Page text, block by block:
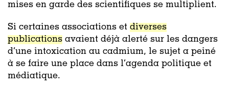
mises en garde des scientifiques se multiplient.
Si certaines associations et diverses
publications avaient déjà alerté sur les dangers
d’une intoxication au cadmium, le sujet a peiné
à se faire une place dans l’agenda politique et
médiatique.